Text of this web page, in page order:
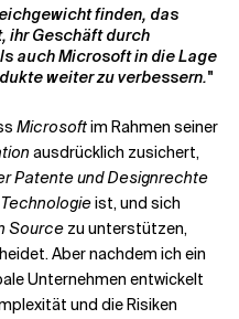
finden, das
ihr Geschäft durch
auch Microsoft in die Lage
weiter zu verbessern."
Microsoftim Rahmen seiner
ausdrücklich zusichert,
Patente und Designrechte
ist, und sich
Source zu unterstützen,
Aber nachdem ich ein
Unternehmen entwickelt
und die Risiken